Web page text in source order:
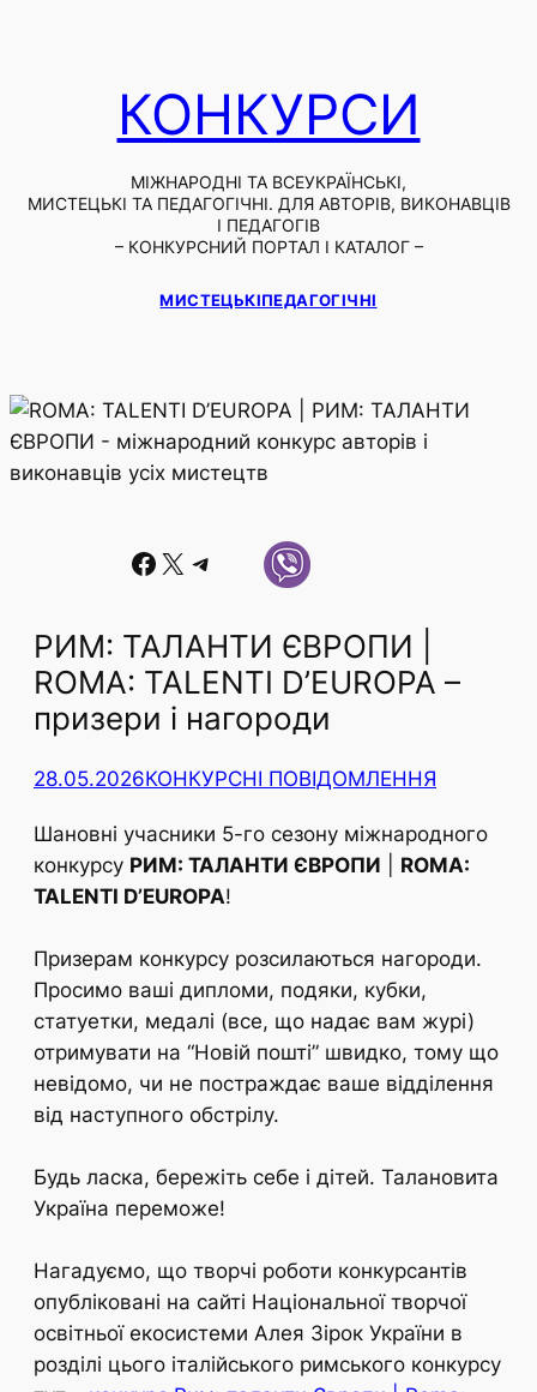
КОНКУРСИ
МІЖНАРОДНІ ТА ВСЕУКРАЇНСЬКІ,
МИСТЕЦЬКІ ТА ПЕДАГОГІЧНІ. ДЛЯ АВТОРІВ, ВИКОНАВЦІВ
І ПЕДАГОГІВ
– КОНКУРСНИЙ ПОРТАЛ І КАТАЛОГ –
МИСТЕЦЬКІПЕДАГОГІЧНІ
Facebook X Telegram
РИМ: ТАЛАНТИ ЄВРОПИ |
ROMA: TALENTI D’EUROPA –
призери і нагороди
28.05.2026КОНКУРСНІ ПОВІДОМЛЕННЯ
Шановні учасники 5-го сезону міжнародного
конкурсу РИМ: ТАЛАНТИ ЄВРОПИ
ROMA:
TALENTI D’EUROPA!
Призерам конкурсу розсилаються нагороди.
Просимо ваші дипломи, подяки, кубки,
статуетки, медалі (все, що надає вам журі)
отримувати на “Новій пошті” швидко, тому що
невідомо, чи не постраждає ваше відділення
від наступного обстрілу.
Будь ласка, бережіть себе і дітей. Талановита
Україна переможе!
Нагадуємо, що творчі роботи конкурсантів
опубліковані на сайті Національної творчої
освітньої екосистеми Алея Зірок України в
розділі цього італійського римського конкурсу